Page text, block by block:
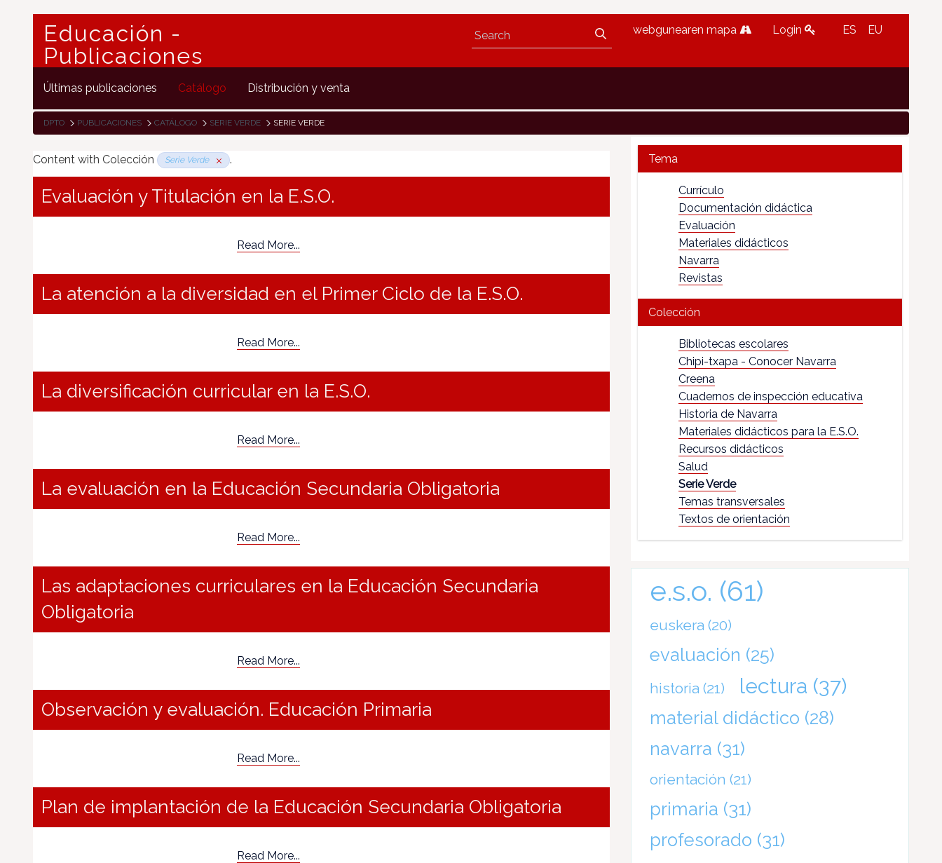
Educación -
Publicaciones
webgunearen mapa Login ES EU
Últimas publicaciones Catálogo Distribución y venta
DPTO PUBLICACIONES CATÁLOGO SERIE VERDE SERIE VERDE
Content with Colección Serie Verde .
Evaluación y Titulación en la E.S.O.
Read More...
La atención a la diversidad en el Primer Ciclo de la E.S.O.
Read More...
La diversificación curricular en la E.S.O.
Read More...
La evaluación en la Educación Secundaria Obligatoria
Read More...
Las adaptaciones curriculares en la Educación Secundaria
Obligatoria
Read More...
Observación y evaluación. Educación Primaria
Read More...
Plan de implantación de la Educación Secundaria Obligatoria
Read More...
Tema
Currículo
Documentación didáctica
Evaluación
Materiales didácticos
Navarra
Revistas
Colección
Bibliotecas escolares
Chipi-txapa - Conocer Navarra
Creena
Cuadernos de inspección educativa
Historia de Navarra
Materiales didácticos para la E.S.O.
Recursos didácticos
Salud
Serie Verde
Temas transversales
Textos de orientación
e.s.o. (61)
euskera (20)
evaluación (25)
historia (21) lectura (37)
material didáctico (28)
navarra (31)
orientación (21)
primaria (31)
profesorado (31)